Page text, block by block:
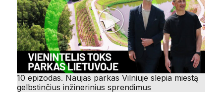
10 epizodas. Naujas parkas Vilniuje slepia miestą
gelbstinčius inžinerinius sprendimus